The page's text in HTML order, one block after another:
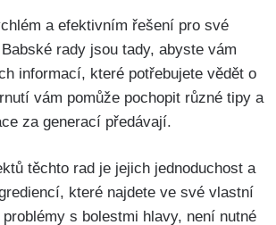
a efektivním řešení pro své
rady jsou tady, abyste vám
informací,⁤ které potřebujete⁤ vědět o
vám pomůže pochopit různé tipy‌ a
za generací předávají.
těchto rad je jejich jednoduchost a
⁢které najdete ve‍ své vlastní
s bolestmi hlavy, není nutné